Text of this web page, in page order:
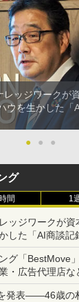
レッジワークが
ウを生かした「
●
● ●
グ
間 1
ッジワークが
した「AI商談
グ「BestMove
・広告代理店
発表――46歳の